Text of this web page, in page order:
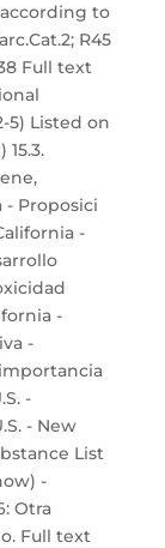
according to
R45
38 Full text
5) Listed on
15.3.
- Proposici
-
-
-
-
- New
List
-
Otra
Full text